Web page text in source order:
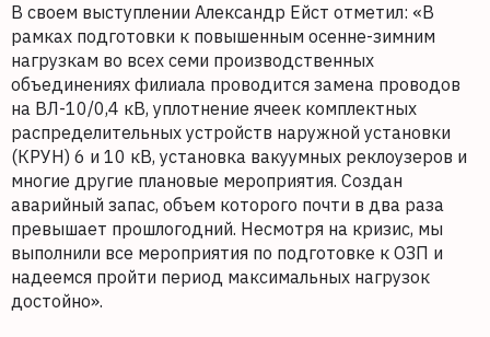
В своем выступлении Александр Ейст отметил: «В
рамках подготовки к повышенным осенне-зимним
нагрузкам во всех семи производственных
объединениях филиала проводится замена проводов
на ВЛ-10/0,4 кВ, уплотнение ячеек комплектных
распределительных устройств наружной установки
(КРУН) 6 и 10 кВ, установка вакуумных реклоузеров и
многие другие плановые мероприятия. Создан
аварийный запас, объем которого почти в два раза
превышает прошлогодний. Несмотря на кризис, мы
выполнили все мероприятия по подготовке к ОЗП и
надеемся пройти период максимальных нагрузок
достойно».